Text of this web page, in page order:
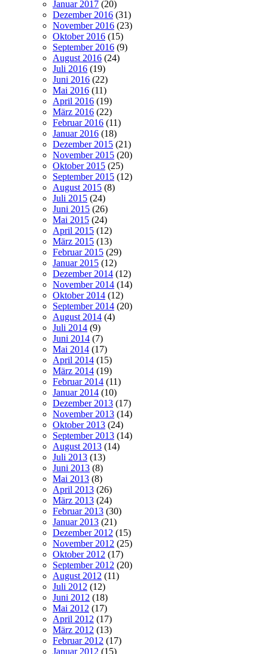
Januar 2017 (20)
Dezember 2016 (31)
November 2016 (23)
Oktober 2016 (15)
September 2016 (9)
August 2016 (24)
Juli 2016 (19)
Juni 2016 (22)
Mai 2016 (11)
April 2016 (19)
März 2016 (22)
Februar 2016 (11)
Januar 2016 (18)
Dezember 2015 (21)
November 2015 (20)
Oktober 2015 (25)
September 2015 (12)
August 2015 (8)
Juli 2015 (24)
Juni 2015 (26)
Mai 2015 (24)
April 2015 (12)
März 2015 (13)
Februar 2015 (29)
Januar 2015 (12)
Dezember 2014 (12)
November 2014 (14)
Oktober 2014 (12)
September 2014 (20)
August 2014 (4)
Juli 2014 (9)
Juni 2014 (7)
Mai 2014 (17)
April 2014 (15)
März 2014 (19)
Februar 2014 (11)
Januar 2014 (10)
Dezember 2013 (17)
November 2013 (14)
Oktober 2013 (24)
September 2013 (14)
August 2013 (14)
Juli 2013 (13)
Juni 2013 (8)
Mai 2013 (8)
April 2013 (26)
März 2013 (24)
Februar 2013 (30)
Januar 2013 (21)
Dezember 2012 (15)
November 2012 (25)
Oktober 2012 (17)
September 2012 (20)
August 2012 (11)
Juli 2012 (12)
Juni 2012 (18)
Mai 2012 (17)
April 2012 (17)
März 2012 (13)
Februar 2012 (17)
Januar 2012 (15)